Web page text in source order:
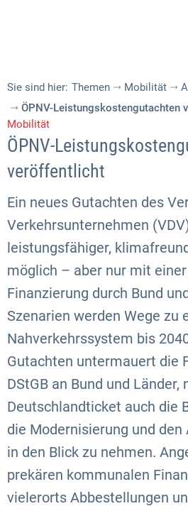
Sie sind hier: Themen Mobilität
ÖPNV-Leistungskostengutachten
Mobilität
ÖPNV-
veröffentlicht
Ein neues Gutachten des
Verkehrsunternehmen
leistungsfähiger,
möglich – aber nur mit
Finanzierung durch Bund
Szenarien werden Wege zu
Nahverkehrssystem bis
Gutachten untermauert die
DStGB an Bund und Länder,
Deutschlandticket auch die
die Modernisierung und den
in den Blick zu nehmen.
prekären kommunalen
vielerorts Abbestellungen